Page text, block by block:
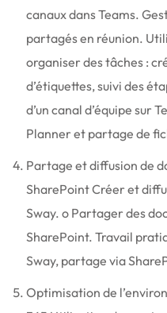
canaux dans Teams.
partagés en réunion.
organiser des tâches :
d’étiquettes, suivi des
d’un canal d’équipe sur
Planner et partage de
Partage et diffusion de
SharePoint Créer et
Sway. o Partager des
SharePoint. Travail
Sway, partage via
Optimisation de